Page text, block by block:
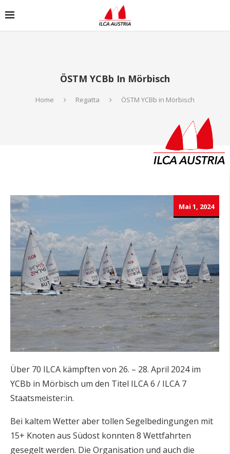
ÖSTM YCBb In Mörbisch
Home Regatta ÖSTM YCBb in Mörbisch
Mai 1, 2024
Über 70 ILCA kämpften von 26. – 28. April 2024 im
YCBb in Mörbisch um den Titel ILCA 6 / ILCA 7
Staatsmeister:in.
Bei kaltem Wetter aber tollen Segelbedingungen mit
15+ Knoten aus Südost konnten 8 Wettfahrten
gesegelt werden. Die Organisation und auch die